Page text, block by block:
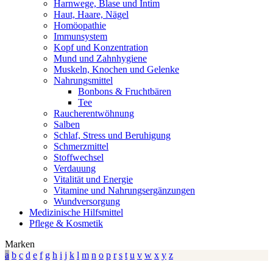
Harnwege, Blase und Intim
Haut, Haare, Nägel
Homöopathie
Immunsystem
Kopf und Konzentration
Mund und Zahnhygiene
Muskeln, Knochen und Gelenke
Nahrungsmittel
Bonbons & Fruchtbären
Tee
Raucherentwöhnung
Salben
Schlaf, Stress und Beruhigung
Schmerzmittel
Stoffwechsel
Verdauung
Vitalität und Energie
Vitamine und Nahrungsergänzungen
Wundversorgung
Medizinische Hilfsmittel
Pflege & Kosmetik
Marken
a b c d e f g h i j k l m n o p r s t u v w x y z